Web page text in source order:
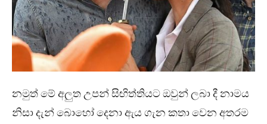
නමුත් මේ අලුත උපන් සිඟිත්තියට ඔවුන් ලබා දී නාමය
නිසා දැන් බොහෝ දෙනා ඇය ගැන කතා වෙන අතරම